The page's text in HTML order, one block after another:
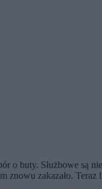
o buty. Służbowe są
znowu zakazało.